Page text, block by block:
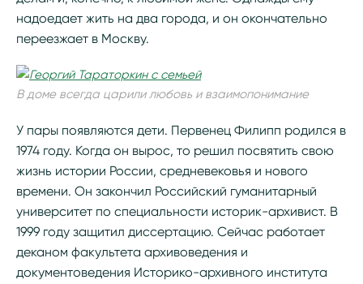
надоедает жить на два города, и он окончательно
переезжает в Москву.
В доме всегда царили любовь и взаимопонимание
У пары появляются дети. Первенец Филипп родился в
1974 году. Когда он вырос, то решил посвятить свою
жизнь истории России, средневековья и нового
времени. Он закончил Российский гуманитарный
университет по специальности историк-архивист. В
1999 году защитил диссертацию. Сейчас работает
деканом факультета архивоведения и
документоведения Историко-архивного института